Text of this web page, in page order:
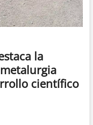
la
científico